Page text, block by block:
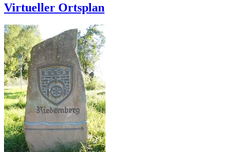
Virtueller Ortsplan